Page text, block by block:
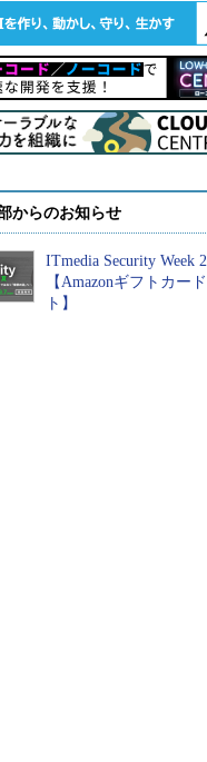
からのお知らせ
ITmedia Security Week
【Amazonギフトカー
ト】